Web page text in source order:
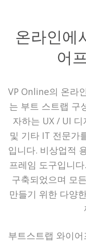
온라인에
어
VP Online의 온라
는 부트 스트랩 구
자하는 UX / UI
및 기타 IT 전문가
입니다. 비상업적
프레임 도구입니
구축되었으며 모
만들기 위한 다양
부트스트랩 와이